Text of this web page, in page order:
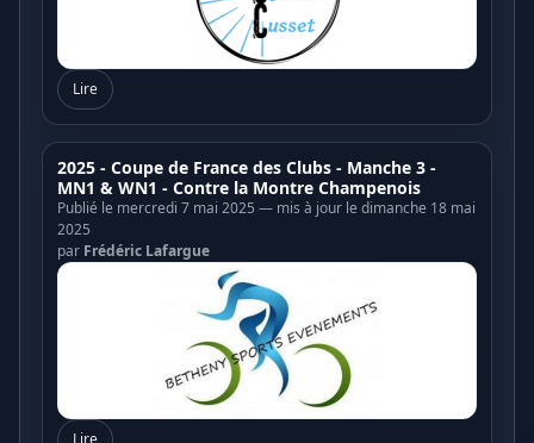
Lire
2025 - Coupe de France des Clubs - Manche 3 -
MN1 & WN1 - Contre la Montre Champenois
Publié le mercredi 7 mai 2025 — mis à jour le dimanche 18 mai
2025
par Frédéric Lafargue
Lire